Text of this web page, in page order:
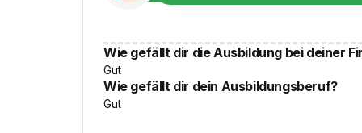
Wie gefällt dir die Ausbildung bei deiner
Gut
Wie gefällt dir dein Ausbildungsberuf?
Gut